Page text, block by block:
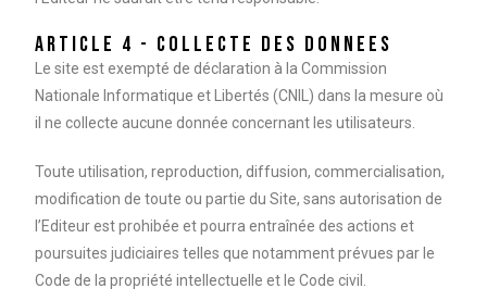
ARTICLE 4 - COLLECTE DES DONNEES
Le site est exempté de déclaration à la Commission
Nationale Informatique et Libertés (CNIL) dans la mesure où
il ne collecte aucune donnée concernant les utilisateurs.
Toute utilisation, reproduction, diffusion, commercialisation,
modification de toute ou partie du Site, sans autorisation de
l’Editeur est prohibée et pourra entraînée des actions et
poursuites judiciaires telles que notamment prévues par le
Code de la propriété intellectuelle et le Code civil.